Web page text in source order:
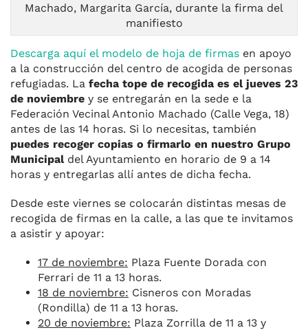
Machado, Margarita García, durante la firma del
manifiesto
Descarga aquí el modelo de hoja de firmas en apoyo
a la construcción del centro de acogida de personas
refugiadas. La fecha tope de recogida es el jueves 23
de noviembre y se entregarán en la sede e la
Federación Vecinal Antonio Machado (Calle Vega, 18)
antes de las 14 horas. Si lo necesitas, también
puedes recoger copias o firmarlo en nuestro Grupo
Municipal del Ayuntamiento en horario de 9 a 14
horas y entregarlas allí antes de dicha fecha.
Desde este viernes se colocarán distintas mesas de
recogida de firmas en la calle, a las que te invitamos
a asistir y apoyar:
17 de noviembre: Plaza Fuente Dorada con
Ferrari de 11 a 13 horas.
18 de noviembre: Cisneros con Moradas
(Rondilla) de 11 a 13 horas.
20 de noviembre: Plaza Zorrilla de 11 a 13 y